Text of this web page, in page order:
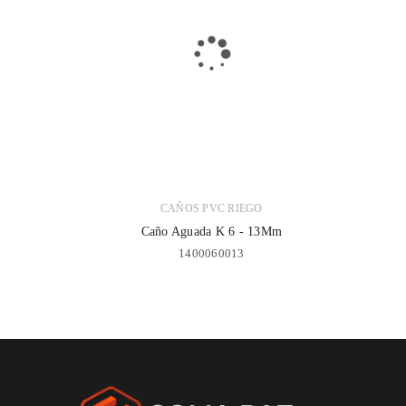
CAÑOS PVC RIEGO
Caño Aguada K 6 - 13Mm
1400060013